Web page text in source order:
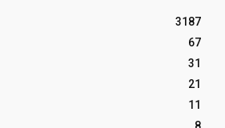
3187
67
31
21
11
8